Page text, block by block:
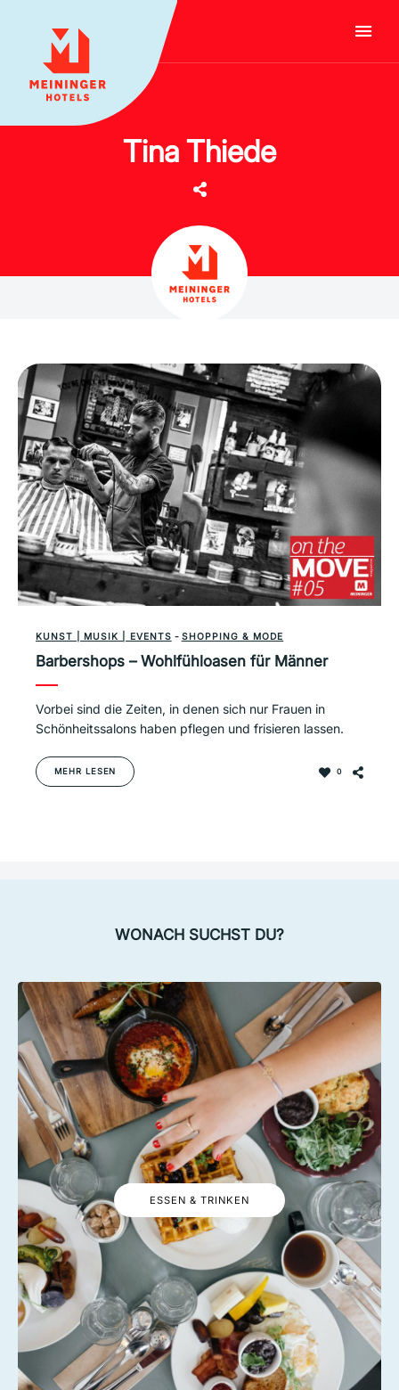
MEININGER HOTELSTina Thiede
KUNST | MUSIK | EVENTS - SHOPPING & MODE
Barbershops – Wohlfühloasen für Männer
Vorbei sind die Zeiten, in denen sich nur Frauen in
Schönheitssalons haben pflegen und frisieren lassen.
MEHR LESEN 0
WONACH SUCHST DU?
ESSEN & TRINKEN